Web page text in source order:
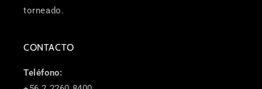
torneado.
CONTACTO
Teléfono: